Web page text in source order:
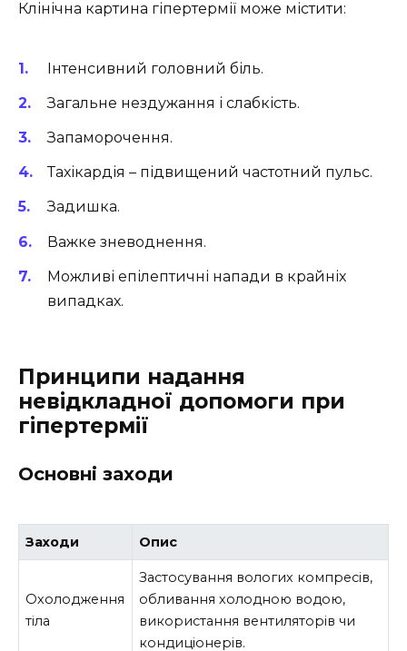
Клінічна картина гіпертермії може містити:
Інтенсивний головний біль.
Загальне нездужання і слабкість.
Запаморочення.
Тахікардія – підвищений частотний пульс.
Задишка.
Важке зневоднення.
Можливі епілептичні напади в крайніх
випадках.
Принципи надання
невідкладної допомоги при
гіпертермії
Основні заходи
Заходи Опис
Охолодження
тіла
Застосування вологих компресів,
обливання холодною водою,
використання вентиляторів чи
кондиціонерів.